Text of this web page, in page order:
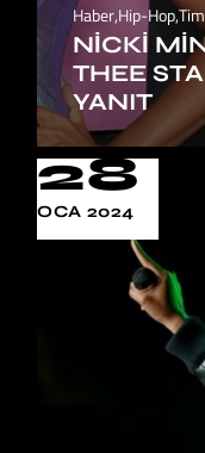
Haber,Hip-Hop,
NICKI
THEE
YANIT
28
OCA 2024